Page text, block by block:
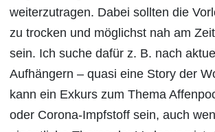
weiterzutragen. Dabei sollten die
zu trocken und möglichst nah am
sein. Ich suche dafür z. B. nach
Aufhängern – quasi eine Story der
kann ein Exkurs zum Thema
oder Corona-Impfstoff sein, auch